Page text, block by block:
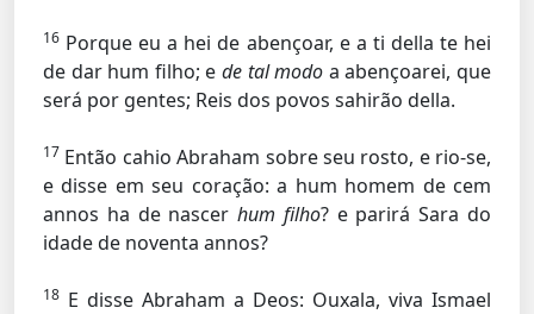
16 Porque eu a hei de abençoar, e a ti della te hei
de dar hum filho; e de tal modo a abençoarei, que
será por gentes; Reis dos povos sahirão della.
17 Então cahio Abraham sobre seu rosto, e rio-se,
e disse em seu coração: a hum homem de cem
annos ha de nascerhum filho? e parirá Sara do
idade de noventa annos?
18 E disse Abraham a Deos: Ouxala, viva Ismael